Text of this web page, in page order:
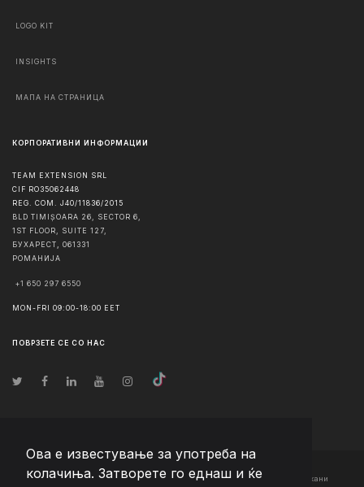
Ова е известување за употреба на
колачиња. Затворете го еднаш и ќе
LOGO KIT
INSIGHTS
МАПА НА СТРАНИЦА
КОРПОРАТИВНИ ИНФОРМАЦИИ
TEAM EXTENSION SRL
CIF RO35062448
REG. COM. J40/11836/2015
BLD TIMIȘOARA 26, SECTOR 6,
1ST FLOOR, SUITE 127,
БУХАРЕСТ
061331
РОМАНИЈА
+1 650 297 6550
MON-FRI 09:00-18:00 EET
ПОВРЗЕТЕ СЕ СО НАС
© Авторско право2026 Team Extension Macedonia - Сите права задржани